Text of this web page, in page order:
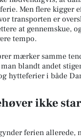
Men flere kigger
transporten er
at gennemskue,
tempo.
mærker samme
blandt andet
hytteferier i både
ikke
ferien allerede,